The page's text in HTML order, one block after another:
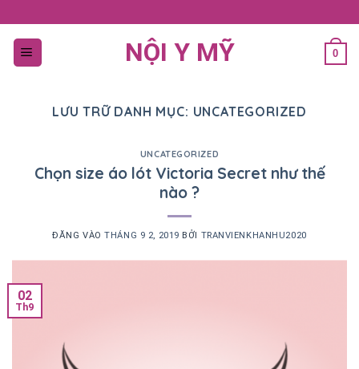
qua
dung
NỘI Y MỸ 0
LƯU TRỮ DANH MỤC: UNCATEGORIZED
UNCATEGORIZED
Chọn size áo lót Victoria Secret như thế
nào ?
ĐĂNG VÀOTHÁNG 9 2, 2019 BỞI TRANVIENKHANHU2020
02
Th9